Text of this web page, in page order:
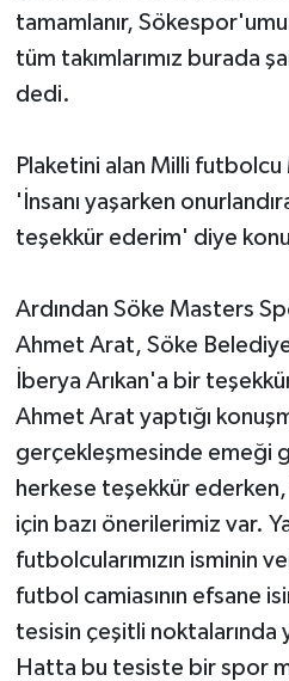
tamamlanır,
tüm takımlarımız burada
dedi.
Plaketini alan Milli
'İnsanı yaşarken
teşekkür ederim' diye
Ardından Söke Masters
Ahmet Arat, Söke
İberya Arıkan'a bir
Ahmet Arat yaptığı
gerçekleşmesinde emeği
herkese teşekkür ederken,
için bazı önerilerimiz var.
futbolcularımızın isminin
futbol camiasının efsane
tesisin çeşitli noktalarında
Hatta bu tesiste bir spor